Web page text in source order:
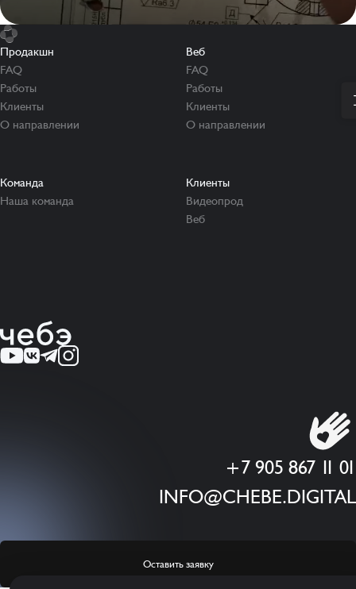
Продакшн
FAQ
Работы
Клиенты
О направлении
Веб
FAQ
Работы
Клиенты
О направлении
Команда
Наша команда
Клиенты
Видеопрод
Веб
Оставить заявку
+7 905 867 11 01
INFO@CHEBE.DIGITAL